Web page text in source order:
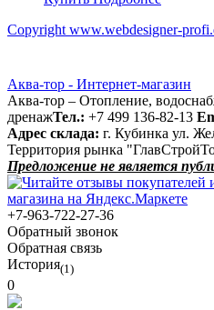
Copyright www.webdesigner-
Аква-тор - Интернет-магазин
Аква-тор – Отопление,
дренажТел.: +7 499 136-82-13
Адрес склада: г. Кубинка ул.
Территория рынка
Предложение не является
+7-963-722-27-36
Обратный звонок
Обратная связь
История(1)
0